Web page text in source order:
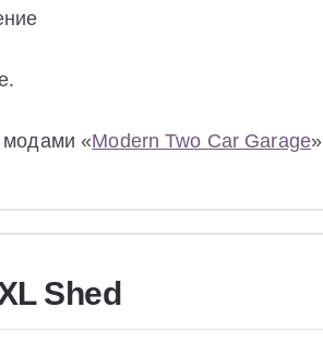
модами «Modern Two Car Garage
Shed